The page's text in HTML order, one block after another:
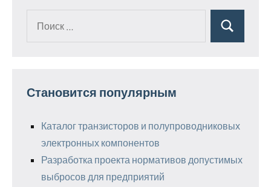
Поиск
Становится популярным
Каталог транзисторов и полупроводниковых
электронных компонентов
Разработка проекта нормативов допустимых
выбросов для предприятий